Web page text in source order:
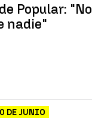
Popular: "No
nadie"
DE JUNIO